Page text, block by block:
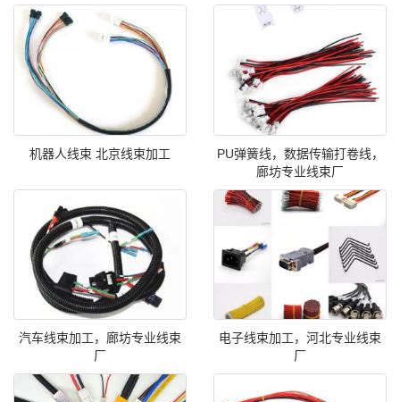
机器人线束 北京线束加工
PU弹簧线，数据传输打卷线，
廊坊专业线束厂
汽车线束加工，廊坊专业线束
厂
电子线束加工，河北专业线束
厂